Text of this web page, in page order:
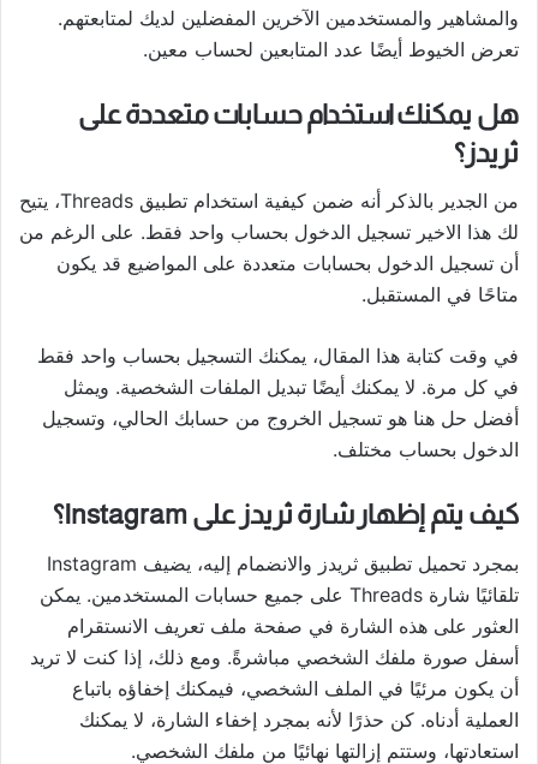
والمشاهير والمستخدمين الآخرين المفضلين لديك لمتابعتهم.
تعرض الخيوط أيضًا عدد المتابعين لحساب معين.
هل يمكنك استخدام حسابات متعددة على
ثريدز؟
من الجدير بالذكر أنه ضمن كيفية استخدام تطبيق Threads، يتيح
لك هذا الاخير تسجيل الدخول بحساب واحد فقط. على الرغم من
أن تسجيل الدخول بحسابات متعددة على المواضيع قد يكون
متاحًا في المستقبل.
في وقت كتابة هذا المقال، يمكنك التسجيل بحساب واحد فقط
في كل مرة. لا يمكنك أيضًا تبديل الملفات الشخصية. ويمثل
أفضل حل هنا هو تسجيل الخروج من حسابك الحالي، وتسجيل
الدخول بحساب مختلف.
كيف يتم إظهار شارة ثريدز على Instagram؟
بمجرد تحميل تطبيق ثريدز والانضمام إليه، يضيف Instagram
تلقائيًا شارة Threads على جميع حسابات المستخدمين. يمكن
العثور على هذه الشارة في صفحة ملف تعريف الانستقرام
أسفل صورة ملفك الشخصي مباشرةً. ومع ذلك، إذا كنت لا تريد
أن يكون مرئيًا في الملف الشخصي، فيمكنك إخفاؤه باتباع
العملية أدناه. كن حذرًا لأنه بمجرد إخفاء الشارة، لا يمكنك
استعادتها، وستتم إزالتها نهائيًا من ملفك الشخصي.